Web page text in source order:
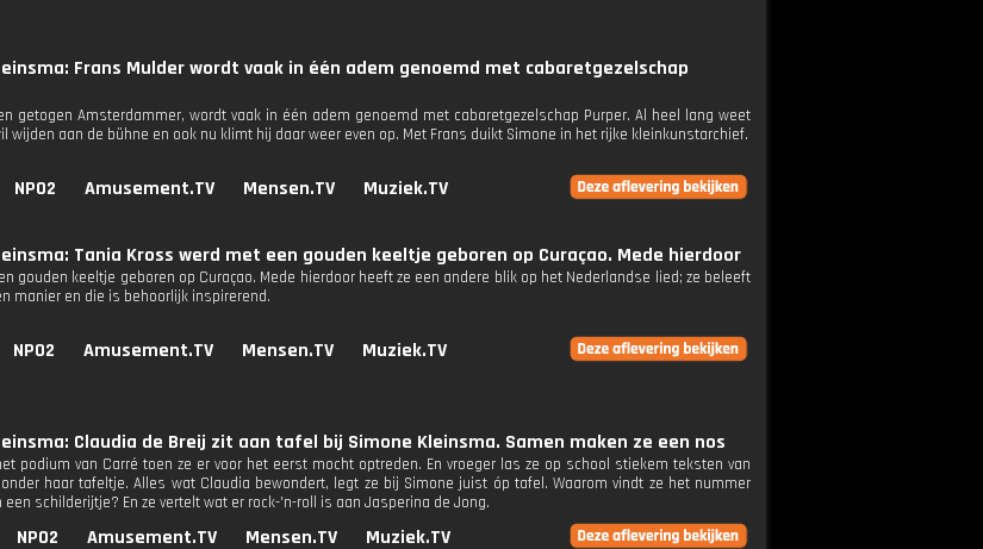
Frans Mulder wordt vaak in één adem genoemd met cabaretgezelschap
getogen Amsterdammer, wordt vaak in één adem genoemd met cabaretgezelschap Purper. Al heel lang weet
wijden aan de bühne en ook nu klimt hij daar weer even op. Met Frans duikt Simone in het rijke kleinkunstarchief.
NPO2 Amusement.TV Mensen.TV Muziek.TV
Tania Kross werd met een gouden keeltje geboren op Curaçao. Mede hierdoor
gouden keeltje geboren op Curaçao. Mede hierdoor heeft ze een andere blik op het Nederlandse lied; ze beleeft
manier en die is behoorlijk inspirerend.
NPO2 Amusement.TV Mensen.TV Muziek.TV
Claudia de Breij zit aan tafel bij Simone Kleinsma. Samen maken ze een nos
podium van Carré toen ze er voor het eerst mocht optreden. En vroeger las ze op school stiekem teksten van
haar tafeltje. Alles wat Claudia bewondert, legt ze bij Simone juist óp tafel. Waarom vindt ze het nummer
een schilderijtje? En ze vertelt wat er rock-'n-roll is aan Jasperina de Jong.
NPO2 Amusement.TV Mensen.TV Muziek.TV